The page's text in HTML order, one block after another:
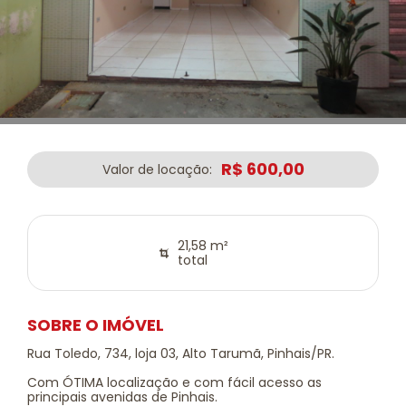
Valor de locação: R$ 600,00
21,58 m²
total
SOBRE O IMÓVEL
Rua Toledo, 734, loja 03, Alto Tarumã, Pinhais/PR.
Com ÓTIMA localização e com fácil acesso as
principais avenidas de Pinhais.